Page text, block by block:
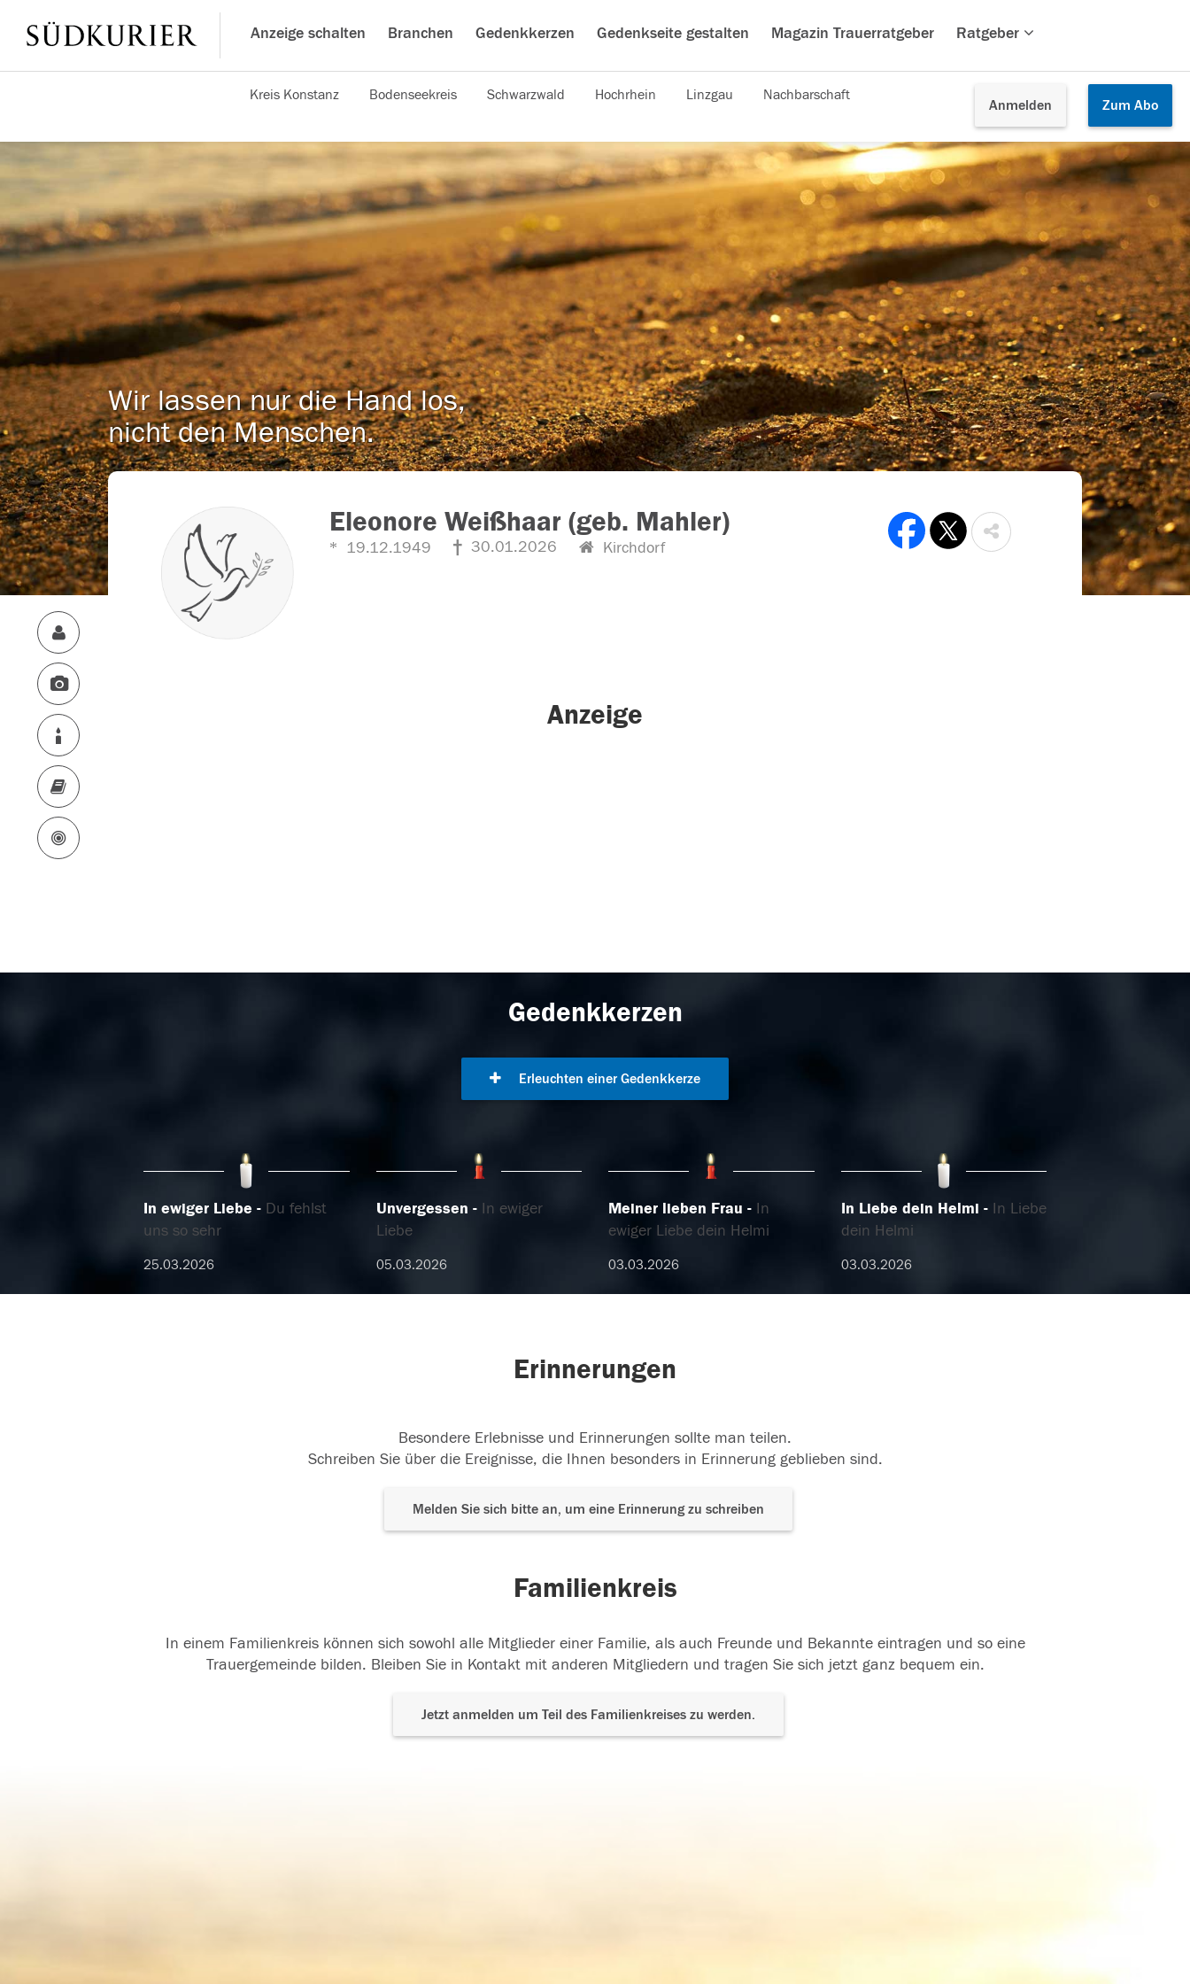
Anzeige schalten Branchen Gedenkkerzen Gedenkseite gestalten Magazin Trauerratgeber Ratgeber
Anmelden Zum Abo
Kreis Konstanz Bodenseekreis Schwarzwald Hochrhein Linzgau Nachbarschaft
Wir lassen nur die Hand los,
nicht den Menschen.
Eleonore Weißhaar (geb. Mahler)
19.12.1949 30.01.2026 Kirchdorf
Anzeige
Gedenkkerzen
Erleuchten einer Gedenkkerze
In ewiger Liebe
Du fehlst
uns so sehr
25.03.2026
Unvergessen
In ewiger
Liebe
05.03.2026
Meiner lieben Frau
In
ewiger Liebe dein Helmi
03.03.2026
In Liebe dein Helmi
In Liebe
dein Helmi
03.03.2026
Erinnerungen
Besondere Erlebnisse und Erinnerungen sollte man teilen.
Schreiben Sie über die Ereignisse, die Ihnen besonders in Erinnerung geblieben sind.
Melden Sie sich bitte an, um eine Erinnerung zu schreiben
Familienkreis
In einem Familienkreis können sich sowohl alle Mitglieder einer Familie, als auch Freunde und Bekannte eintragen und so eine
Trauergemeinde bilden. Bleiben Sie in Kontakt mit anderen Mitgliedern und tragen Sie sich jetzt ganz bequem ein.
Jetzt anmelden um Teil des Familienkreises zu werden.